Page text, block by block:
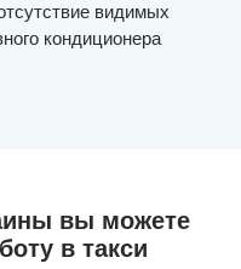
видимых
кондиционера
вы можете
в такси